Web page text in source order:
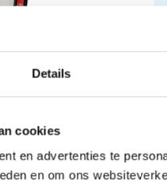
Details
cookies
en advertenties te
en om ons